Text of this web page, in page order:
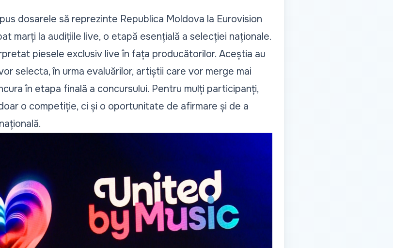
dosarele să reprezinte Republica Moldova la Eurovision
marți la audițiile live, o etapă esențială a selecției naționale.
piesele exclusiv live în fața producătorilor. Aceștia au
selecta, în urma evaluărilor, artiștii care vor merge mai
în etapa finală a concursului. Pentru mulți participanți,
o competiție, ci și o oportunitate de afirmare și de a